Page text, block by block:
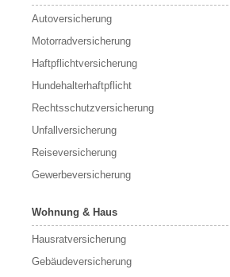
Autoversicherung
Motorradversicherung
Haftpflichtversicherung
Hundehalterhaftpflicht
Rechtsschutzversicherung
Unfallversicherung
Reiseversicherung
Gewerbeversicherung
Wohnung & Haus
Hausratversicherung
Gebäudeversicherung